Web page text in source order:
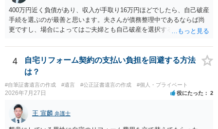
400万円近く負債があり、収入が手取り16万円ほどでしたら、自己破産
手続を選ぶのが最善と思います。夫さんが債務整理中であるならば尚
更ですし、場合によってはご夫婦とも自己破産を選択する方法もある
4
自宅リフォーム契約の支払い負担を回避する方法
は？
#自筆証書遺言の作成 #遺言 #公正証書遺言の作成 #個人・プライベート
2026年7月27日 役にたった 2
王 宣麟 弁護士